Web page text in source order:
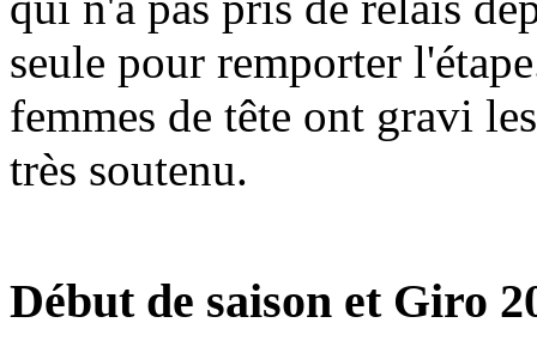
seule pour remporter
femmes de tête ont gravi
très soutenu.
Début de saison et Giro